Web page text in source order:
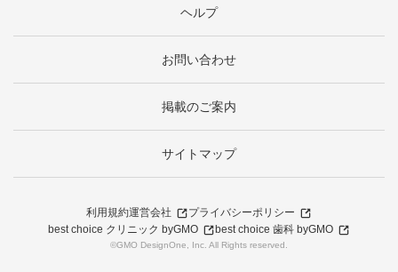
ヘルプ
お問い合わせ
掲載のご案内
サイトマップ
利用規約運営会社
プライバシーポリシー
best choice クリニック byGMO
best choice 歯科 byGMO
©GMO DesignOne, Inc. All Rights reserved.